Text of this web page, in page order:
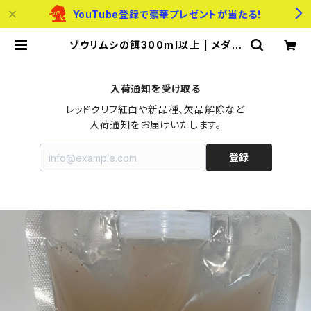
YouTube登録で豪華プレゼントが当たる！
ゾウリムシの餌300ml以上 | メダカ
入荷通知を受け取る
レッドクリフ紅白や新品種、欠品解除など
入荷通知をお届けいたします。
登録